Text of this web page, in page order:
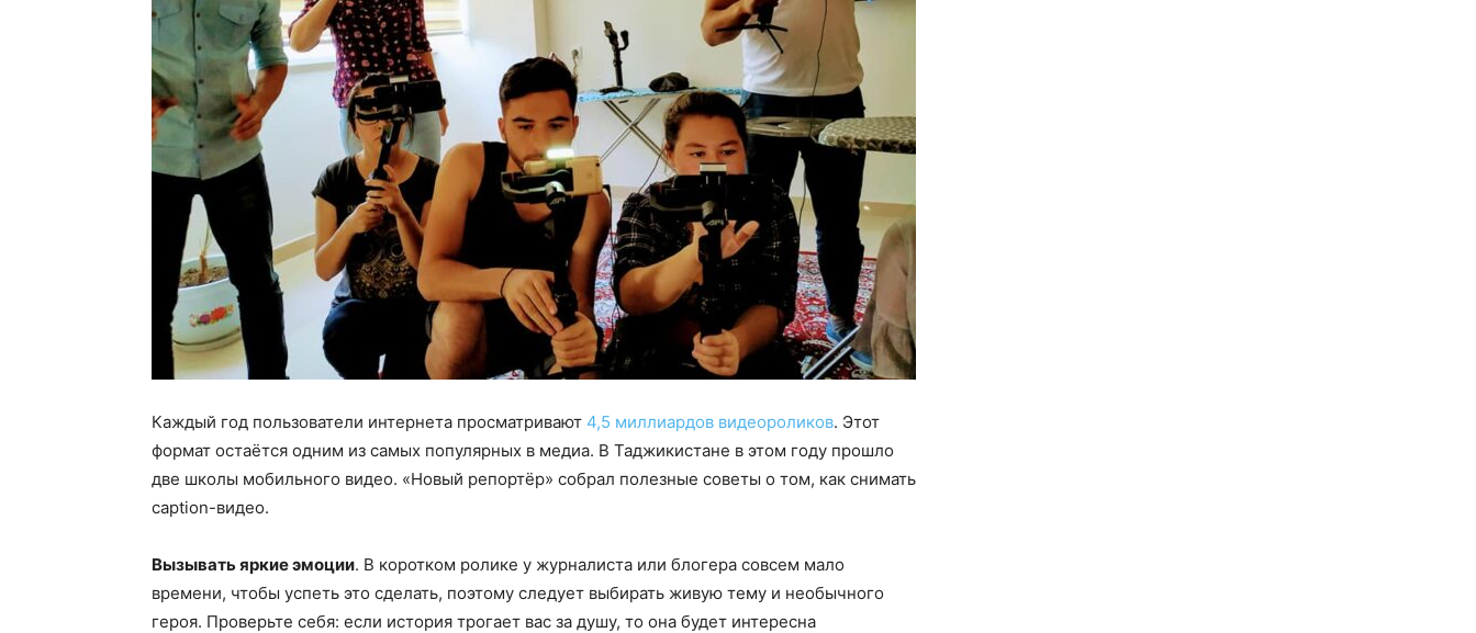
Каждый год пользователи интернета просматривают 4,5 миллиардов видеороликов. Этот
формат остаётся одним из самых популярных в медиа. В Таджикистане в этом году прошло
две школы мобильного видео. «Новый репортёр» собрал полезные советы о том, как снимать
caption-видео.
Вызывать яркие эмоции. В коротком ролике у журналиста или блогера совсем мало
времени, чтобы успеть это сделать, поэтому следует выбирать живую тему и необычного
героя. Проверьте себя: если история трогает вас за душу, то она будет интересна